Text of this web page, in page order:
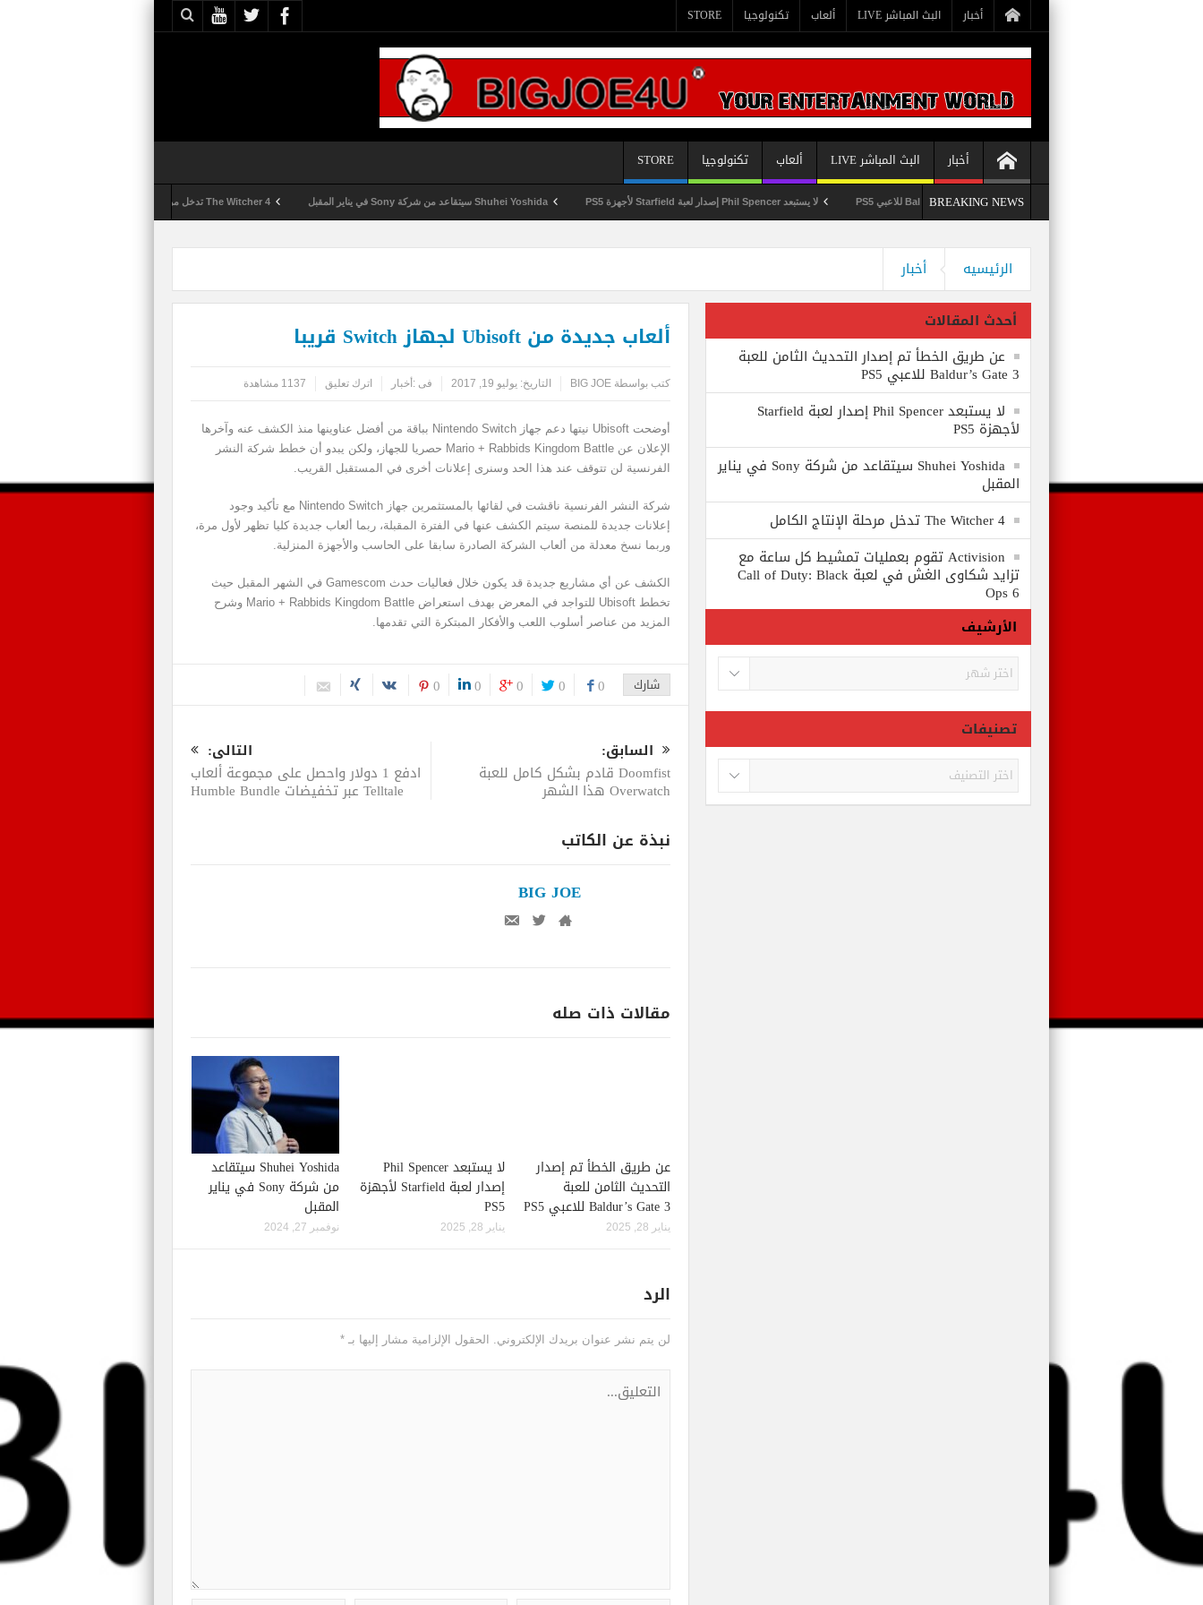
أخبار البث المباشر LIVE ألعاب تكنولوجيا STORE
أخبار البث المباشر LIVE ألعاب تكنولوجيا
STORE
BREAKING NEWSعن طريق الخطأ تم إصدار التحديث الثامن للعبة Baldur’s Gate 3 للاعبي PS5 لا يستبعد Phil Spencer إصدار لعبة Starfield لأجهزة PS5 Shuhei Yoshida سيتقاعد من شركة Sony في يناير المقبل The Witcher 4 تدخل مرحلة الإنتاج الكامل
الرئيسيه أخبار
ألعاب جديدة من Ubisoft لجهاز Switch قريبا
كتب بواسطة BIG JOE التاريخ: يوليو 19, 2017 فى : أخبار اترك تعليق 1137 مشاهدة
أوضحت Ubisoft نيتها دعم جهاز Nintendo Switch بباقة من أفضل عناوينها منذ الكشف عنه وآخرها
الإعلان عن Mario + Rabbids Kingdom Battle حصريا للجهاز، ولكن يبدو أن خطط شركة النشر
الفرنسية لن تتوقف عند هذا الحد وسنرى إعلانات أخرى في المستقبل القريب.
شركة النشر الفرنسية ناقشت في لقائها بالمستثمرين جهاز Nintendo Switch مع تأكيد وجود
إعلانات جديدة للمنصة سيتم الكشف عنها في الفترة المقبلة، ربما ألعاب جديدة كليا تظهر لأول مرة،
وربما نسخ معدلة من ألعاب الشركة الصادرة سابقا على الحاسب والأجهزة المنزلية.
الكشف عن أي مشاريع جديدة قد يكون خلال فعاليات حدث Gamescom في الشهر المقبل حيث
تخطط Ubisoft للتواجد في المعرض بهدف استعراض Mario + Rabbids Kingdom Battle وشرح
المزيد من عناصر أسلوب اللعب والأفكار المبتكرة التي تقدمها.
شارك 0
0
0
0
0
السابق:
Doomfist قادم بشكل كامل للعبة
Overwatch هذا الشهر
التالى:
ادفع 1 دولار واحصل على مجموعة ألعاب
Telltale عبر تخفيضات Humble Bundle
نبذة عن الكاتب
BIG JOE
مقالات ذات صله
عن طريق الخطأ تم إصدار
التحديث الثامن للعبة
Baldur’s Gate 3 للاعبي PS5
يناير 28, 2025
لا يستبعد Phil Spencer
إصدار لعبة Starfield لأجهزة
PS5
يناير 28, 2025
Shuhei Yoshida سيتقاعد
من شركة Sony في يناير
المقبل
نوفمبر 27, 2024
الرد
لن يتم نشر عنوان بريدك الإلكتروني. الحقول الإلزامية مشار إليها بـ *
أحدث المقالات
عن طريق الخطأ تم إصدار التحديث الثامن للعبة
Baldur’s Gate 3 للاعبي PS5
لا يستبعد Phil Spencer إصدار لعبة Starfield
لأجهزة PS5
Shuhei Yoshida سيتقاعد من شركة Sony في يناير
المقبل
The Witcher 4 تدخل مرحلة الإنتاج الكامل
Activision تقوم بعمليات تمشيط كل ساعة مع
تزايد شكاوى الغش في لعبة Call of Duty: Black
Ops 6
الأرشيف
الأرشيف
تصنيفات
تصنيفات